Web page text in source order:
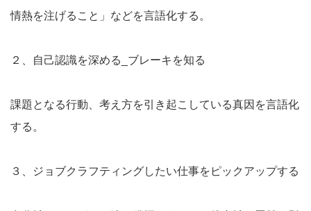
情熱を注げること」などを言語化する。
２、自己認識を深める_ブレーキを知る
課題となる行動、考え方を引き起こしている真因を言語化
する。
３、ジョブクラフティングしたい仕事をピックアップする